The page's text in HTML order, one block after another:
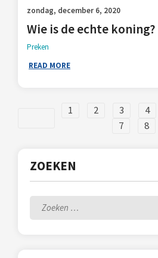
zondag, december 6, 2020
Wie is de echte koning?
Preken
READ MORE
1 2 3 4
7
8
ZOEKEN
Zoeken
naar: